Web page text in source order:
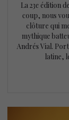
La 23e édition
coup, nous
clôture qui
mythique
Andrés Vial.
latine,